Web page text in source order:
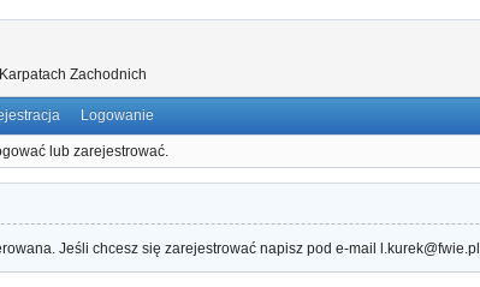
Zachodnich
Logowanie
lub zarejestrować.
Jeśli chcesz się zarejestrować napisz pod e-mail l.kurek@fwie.pl